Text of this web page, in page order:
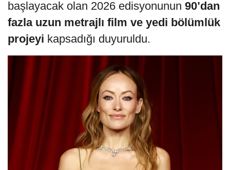
başlayacak olan 2026 edisyonunun 90’dan
fazla uzun metrajlı film ve yedi bölümlük
projeyi kapsadığı duyuruldu.